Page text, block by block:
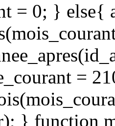
= 0; } else{
=
} function